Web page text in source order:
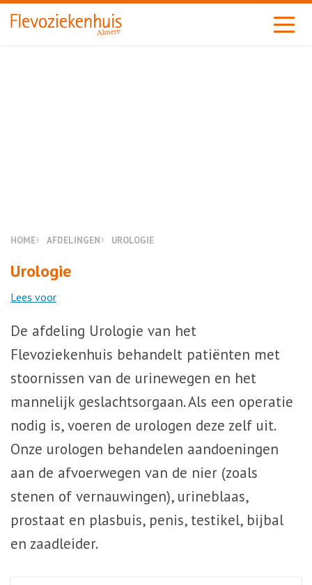
Almere
HOME AFDELINGEN UROLOGIE
Urologie
Lees voor
De afdeling Urologie van het
Flevoziekenhuis behandelt patiënten met
stoornissen van de urinewegen en het
mannelijk geslachtsorgaan. Als een operatie
nodig is, voeren de urologen deze zelf uit.
Onze urologen behandelen aandoeningen
aan de afvoerwegen van de nier (zoals
stenen of vernauwingen), urineblaas,
prostaat en plasbuis, penis, testikel, bijbal
en zaadleider.